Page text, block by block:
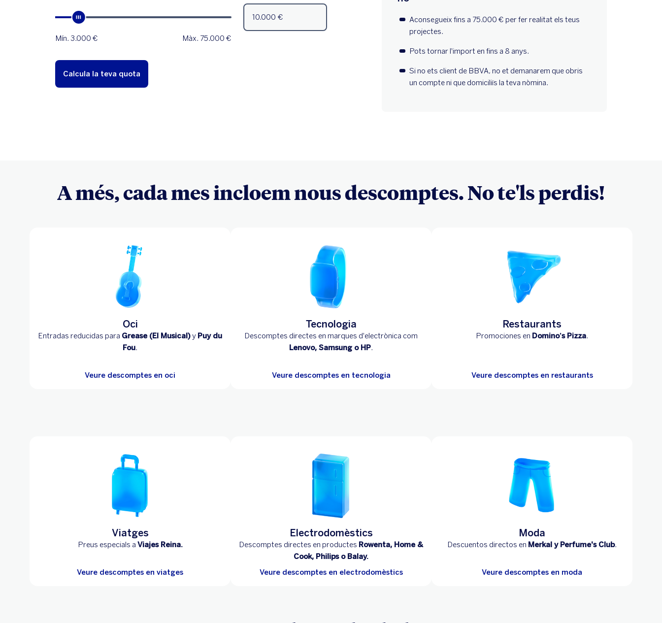
A més, cada mes incloem nous descomptes. No te'ls perdis!
Oci
Entradas reducidas para Grease (El Musical)y Puy du
Fou.
Veure descomptes en oci
Tecnologia
Descomptes directes en marques d'electrònica com
Lenovo, Samsung o HP.
Veure descomptes en tecnologia
Restaurants
Promociones en Domino’s Pizza.
Veure descomptes en restaurants
Viatges
Preus especials a Viajes Reina.
Veure descomptes en viatges
Electrodomèstics
Descomptes directes en productes Rowenta, Home &
Cook, Philips o Balay.
Veure descomptes en electrodomèstics
Moda
Descuentos directos en Merkal y Perfume's Club.
Veure descomptes en moda